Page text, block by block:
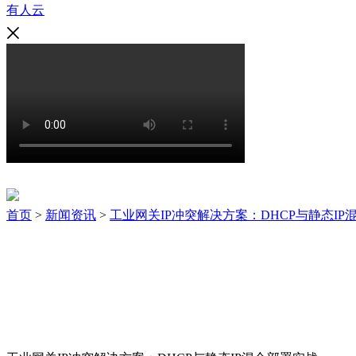
有人云
首页 > 新闻资讯 > 工业网关IP冲突解决方案：DHCP与静态IP